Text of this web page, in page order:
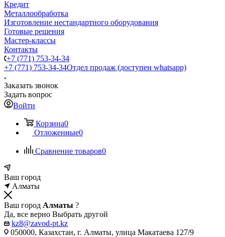
Кредит
Металлообработка
Изготовление нестандартного оборудования
Готовые решения
Мастер-классы
Контакты
+7 (771) 753-34-34
+7 (771) 753-34-34Отдел продаж (доступен whatsapp)
Заказать звонок
Задать вопрос
Войти
Корзина0
Отложенные0
Сравнение товаров0
Ваш город
Алматы
Ваш город Алматы ?
Да, все верно Выбрать другой
kz8@zavod-pt.kz
050000, Казахстан, г. Алматы, улица Макатаева 127/9